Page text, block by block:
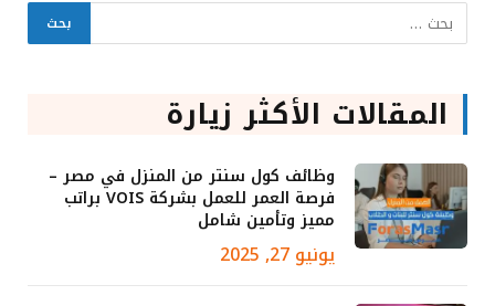
المقالات الأكثر زيارة
وظائف كول سنتر من المنزل في مصر –
فرصة العمر للعمل بشركة VOIS براتب
مميز وتأمين شامل
يونيو 27, 2025